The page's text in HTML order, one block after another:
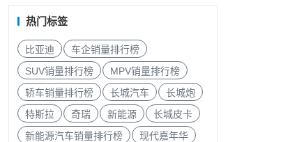
热门标签
比亚迪
车企销量排行榜
SUV销量排行榜
MPV销量排行榜
轿车销量排行榜
长城汽车
长城炮
特斯拉
奇瑞 新能源
长城皮卡
新能源汽车销量排行榜
现代嘉年华